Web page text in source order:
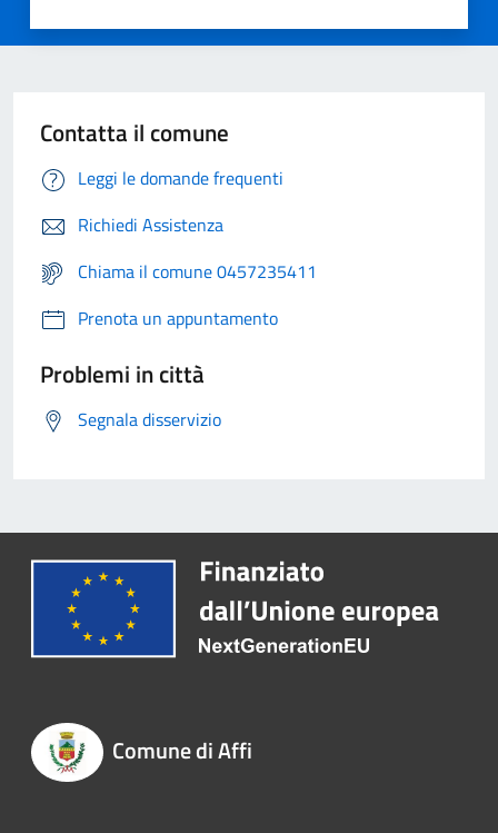
Contatta il comune
Leggi le domande frequenti
Richiedi Assistenza
Chiama il comune 0457235411
Prenota un appuntamento
Problemi in città
Segnala disservizio
Comune di Affi